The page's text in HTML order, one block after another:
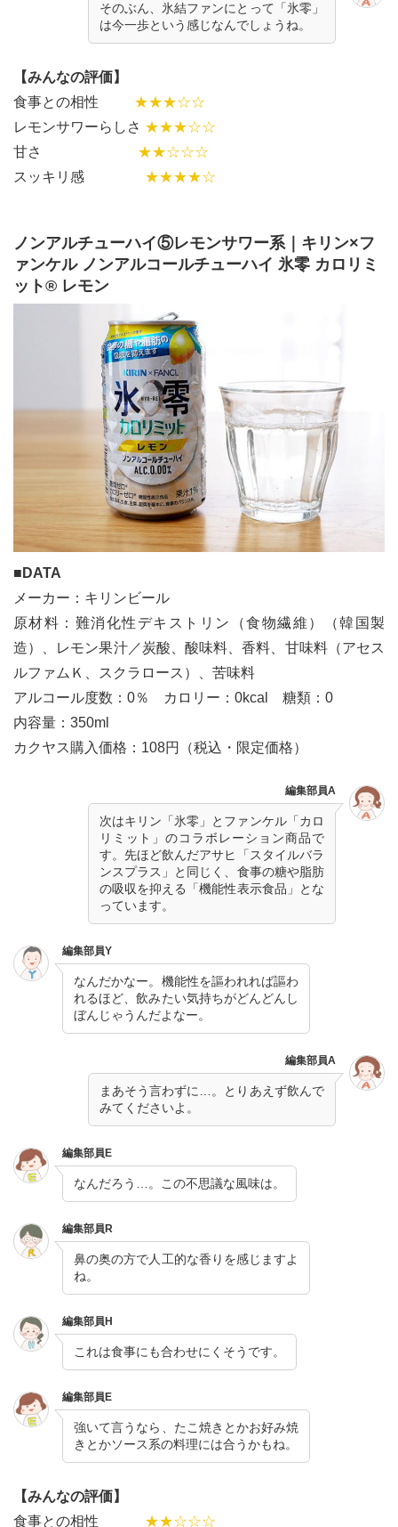
そのぶん、氷結ファンにとって「氷零」
は今一歩という感じなんでしょうね。
【みんなの評価】
食事との相性 ★★★☆☆
レモンサワーらしさ ★★★☆☆
甘さ ★★☆☆☆
スッキリ感 ★★★★☆
ノンアルチューハイ⑤レモンサワー系｜キリン×フ
ァンケル ノンアルコールチューハイ 氷零 カロリミ
ット® レモン
■DATA
メーカー：キリンビール
原材料：難消化性デキストリン（食物繊維）（韓国製
造）、レモン果汁／炭酸、酸味料、香料、甘味料（アセス
ルファムＫ、スクラロース）、苦味料
アルコール度数：0％ カロリー：0kcal 糖類：0
内容量：350ml
カクヤス購入価格：108円（税込・限定価格）
編集部員A
次はキリン「氷零」とファンケル「カロ
リミット」のコラボレーション商品で
す。先ほど飲んだアサヒ「スタイルバラ
ンスプラス」と同じく、食事の糖や脂肪
の吸収を抑える「機能性表示食品」とな
っています。
編集部員Y
なんだかなー。機能性を謳われれば謳わ
れるほど、飲みたい気持ちがどんどんし
ぼんじゃうんだよなー。
編集部員A
まあそう言わずに…。とりあえず飲んで
みてくださいよ。
編集部員E
なんだろう…。この不思議な風味は。
編集部員R
鼻の奥の方で人工的な香りを感じますよ
ね。
編集部員H
これは食事にも合わせにくそうです。
編集部員E
強いて言うなら、たこ焼きとかお好み焼
きとかソース系の料理には合うかもね。
【みんなの評価】
食事との相性 ★★☆☆☆